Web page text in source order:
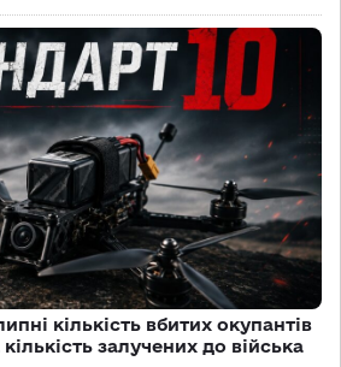
кількість вбитих окупантів
залучених до війська